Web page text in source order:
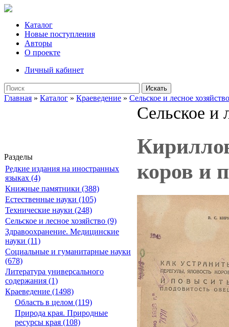
Каталог
Новые поступления
Авторы
О проекте
Личный кабинет
Искать
Главная » Каталог » Краеведение » Сельское и лесное
Разделы
Редкие издания на иностранных
языках (4)
Книжные памятники (388)
Естественные науки (105)
Технические науки (248)
Сельское и лесное хозяйство (9)
Здравоохранение. Медицинские
науки (11)
Социальные и гуманитарные науки
(678)
Литература универсального
содержания (1)
Краеведение (1498)
Область в целом (119)
Природа края. Природные
ресурсы края (108)
Сельское и
коров и